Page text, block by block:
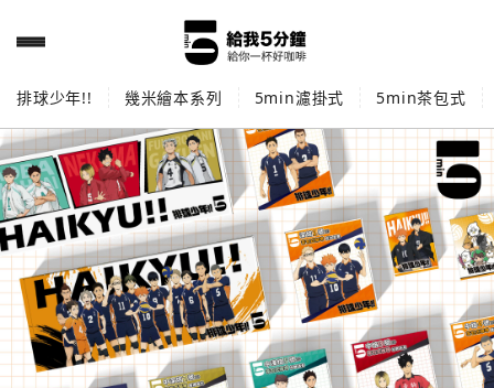
排球少年!! 幾米繪本系列 5min濾掛式 5min茶包式